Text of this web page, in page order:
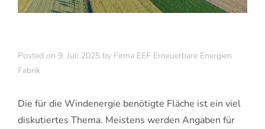
Posted on 9. Juli 2025 by Firma EEF Erneuerbare Energien
Fabrik
Die für die Windenergie benötigte Fläche ist ein viel
diskutiertes Thema. Meistens werden Angaben für